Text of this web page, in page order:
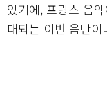
있기에, 프랑스 음
대되는 이번 음반이